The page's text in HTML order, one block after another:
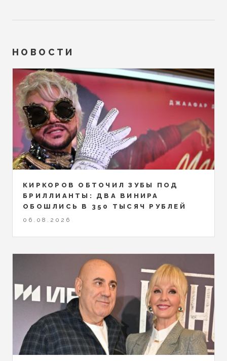
НОВОСТИ
КИРКОРОВ ОБТОЧИЛ ЗУБЫ ПОД
БРИЛЛИАНТЫ: ДВА ВИНИРА
ОБОШЛИСЬ В 350 ТЫСЯЧ РУБЛЕЙ
06.08.2026